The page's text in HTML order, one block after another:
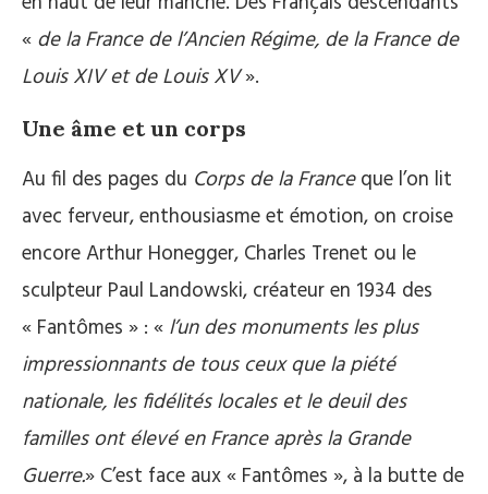
« de la France de l’Ancien Régime, de la France de
Louis XIV et de Louis XV».
Une âme et un corps
Au fil des pages du Corps de la Franceque l’on lit
avec ferveur, enthousiasme et émotion, on croise
encore Arthur Honegger, Charles Trenet ou le
sculpteur Paul Landowski, créateur en 1934 des
« Fantômes » : « l’un des monuments les plus
impressionnants de tous ceux que la piété
nationale, les fidélités locales et le deuil des
familles ont élevé en France après la Grande
Guerre.» C’est face aux « Fantômes », à la butte de